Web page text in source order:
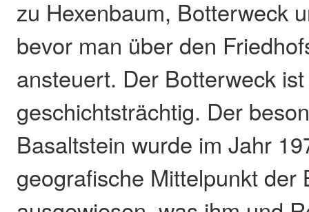
zu Hexenbaum, Botterweck
bevor man über den
ansteuert. Der Botterweck
geschichtsträchtig. Der
Basaltstein wurde im Jahr
geografische Mittelpunkt der